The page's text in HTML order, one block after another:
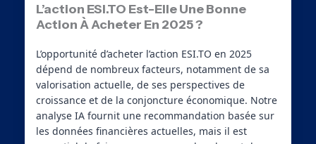
L’action ESI.TO Est-Elle Une Bonne
Action À Acheter En 2025 ?
L’opportunité d’acheter l’action ESI.TO en 2025
dépend de nombreux facteurs, notamment de sa
valorisation actuelle, de ses perspectives de
croissance et de la conjoncture économique. Notre
analyse IA fournit une recommandation basée sur
les données financières actuelles, mais il est